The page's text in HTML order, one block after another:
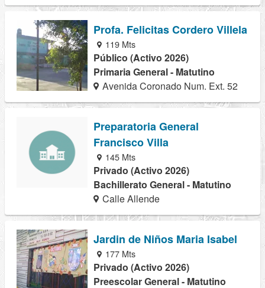
Profa. Felicitas Cordero Villela
119 Mts
Público (Activo 2026)
Primaria General - Matutino
Avenida Coronado Num. Ext. 52
Preparatoria General
Francisco Villa
145 Mts
Privado (Activo 2026)
Bachillerato General - Matutino
Calle Allende
Jardin de Niños Maria Isabel
177 Mts
Privado (Activo 2026)
Preescolar General - Matutino